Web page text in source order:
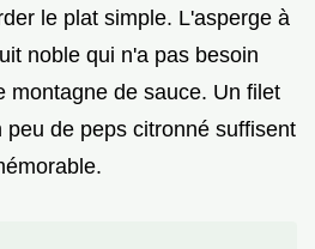
le plat simple. L'asperge à
noble qui n'a pas besoin
montagne de sauce. Un filet
de peps citronné suffisent